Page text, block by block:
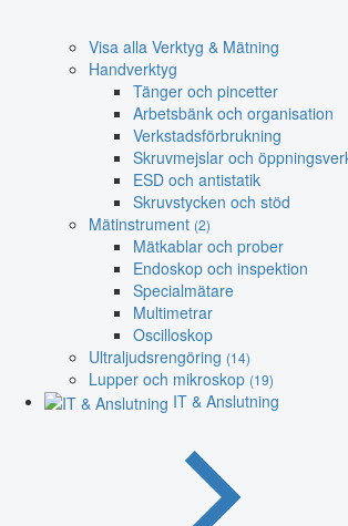
Visa alla Verktyg & Mätning
Handverktyg
Tänger och pincetter
Arbetsbänk och organisation
Verkstadsförbrukning
Skruvmejslar och
ESD och antistatik
Skruvstycken och stöd
Mätinstrument (2)
Mätkablar och prober
Endoskop och inspektion
Specialmätare
Multimetrar
Oscilloskop
Ultraljudsrengöring (14)
Lupper och mikroskop (19)
IT & Anslutning